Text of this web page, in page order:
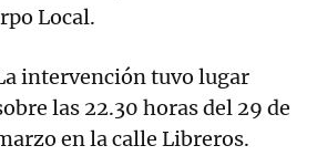
Local.
intervención tuvo lugar
las 22.30 horas del 29 de
en la calle Libreros.